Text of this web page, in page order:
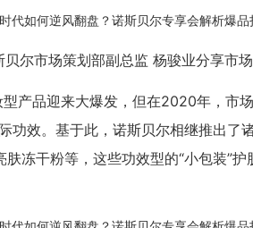
贝尔市场策划部副总监 杨骏业分享市
产品迎来大爆发，但在2020年，市
功效。基于此，诺斯贝尔相继推出了
冻干粉等，这些功效型的“小包装”